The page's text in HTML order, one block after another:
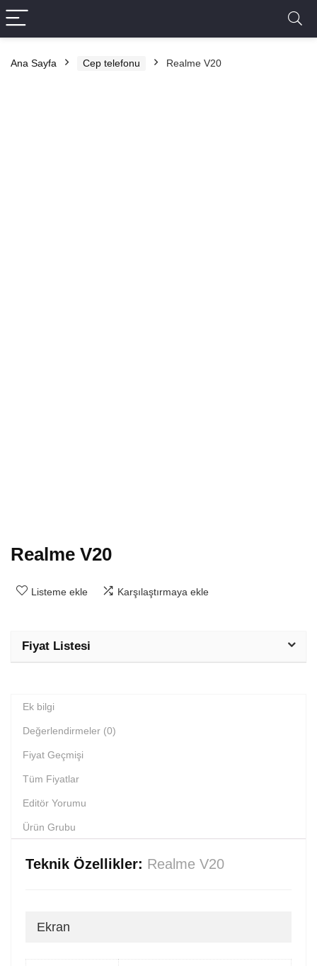
Ana Sayfa Cep telefonu Realme V20
Realme V20
Listeme ekle Karşılaştırmaya ekle
Fiyat Listesi
Ek bilgi
Değerlendirmeler (0)
Fiyat Geçmişi
Tüm Fiyatlar
Editör Yorumu
Ürün Grubu
Teknik Özellikler: Realme V20
Ekran